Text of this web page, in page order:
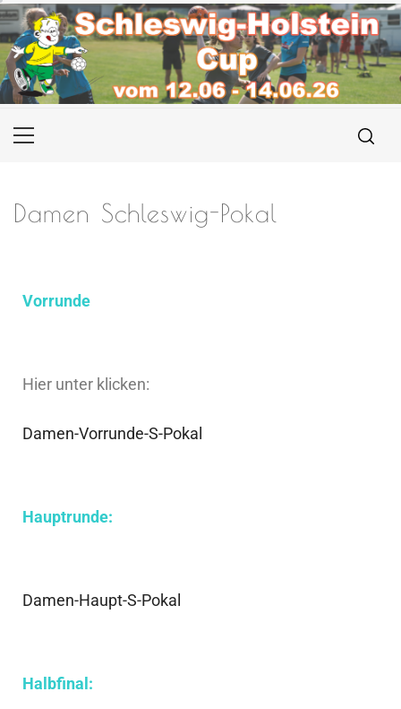
Damen Schleswig-Pokal
Vorrunde
Hier unter klicken:
Damen-Vorrunde-S-Pokal
Hauptrunde:
Damen-Haupt-S-Pokal
Halbfinal: